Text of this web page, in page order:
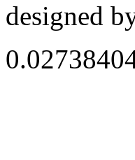
designed